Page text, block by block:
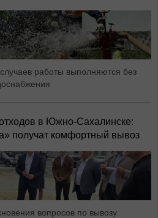
работы выполняются без
в Южно-Сахалинске:
получат комфортный вывоз
вопросов по вывозу